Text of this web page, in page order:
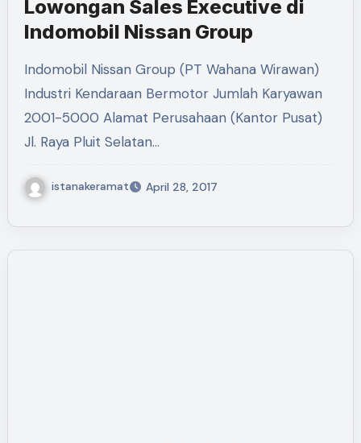
Lowongan Sales Executive di
Indomobil Nissan Group
Indomobil Nissan Group (PT Wahana Wirawan)
Industri Kendaraan Bermotor Jumlah Karyawan
2001-5000 Alamat Perusahaan (Kantor Pusat)
Jl. Raya Pluit Selatan…
istanakeramat April 28, 2017